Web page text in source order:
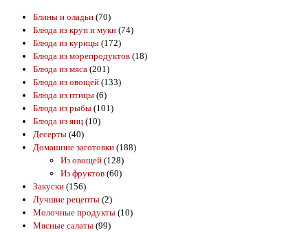
Блины и оладьи (70)
Блюда из круп и муки (74)
Блюда из курицы (172)
Блюда из морепродуктов (18)
Блюда из мяса (201)
Блюда из овощей (133)
Блюда из птицы (6)
Блюда из рыбы (101)
Блюда из яиц (10)
Десерты (40)
Домашние заготовки (188)
Из овощей (128)
Из фруктов (60)
Закуски (156)
Лучшие рецепты (2)
Молочные продукты (10)
Мясные салаты (99)